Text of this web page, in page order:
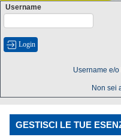
Username
Username e/
Non sei
GESTISCI LE TUE